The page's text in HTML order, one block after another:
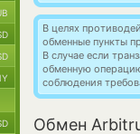
В целях
обменные пункты
В случае если
обменную
соблюдения
Обмен